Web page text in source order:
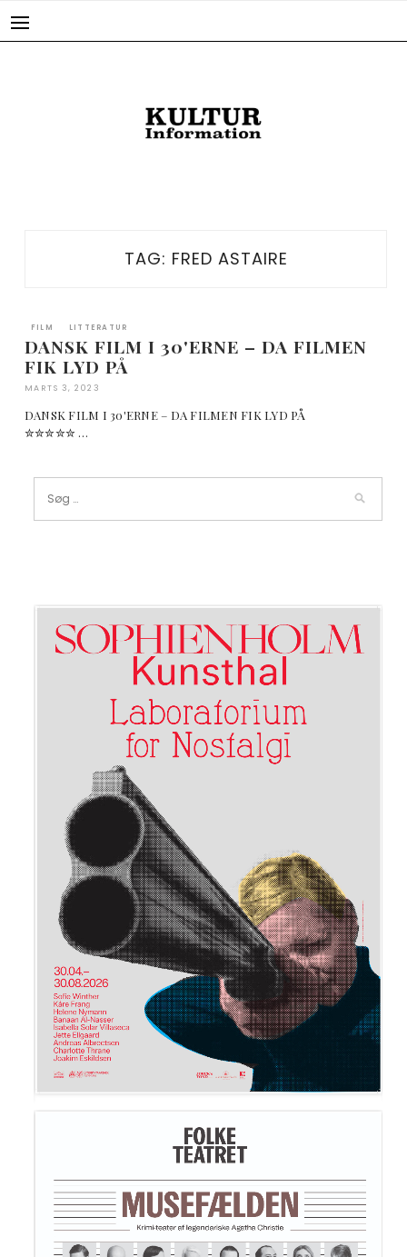
TAG: FRED ASTAIRE
FILM LITTERATUR
DANSK FILM I 30'ERNE – DA FILMEN
FIK LYD PÅ
MARTS 3, 2023
DANSK FILM I 30'ERNE – DA FILMEN FIK LYD PÅ
✮✮✮✮✮ …